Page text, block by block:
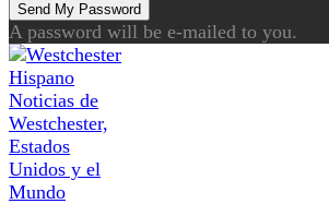
A password will be e-mailed to you.
Noticias de
Westchester,
Estados
Unidos y el
Mundo